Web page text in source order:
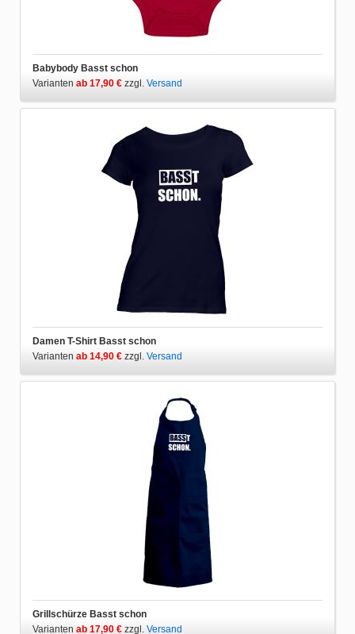
Babybody Basst schon
Varianten ab 17,90 € zzgl. Versand
Damen T-Shirt Basst schon
Varianten ab 14,90 € zzgl. Versand
Grillschürze Basst schon
Varianten ab 17,90 € zzgl. Versand